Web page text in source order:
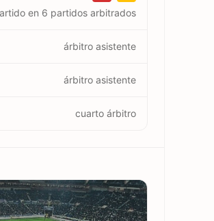
en 6 partidos arbitrados
árbitro asistente
árbitro asistente
cuarto árbitro